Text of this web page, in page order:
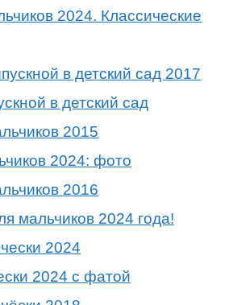
2024. Классические
в детский сад
2024: фото
мальчиков 2024 года!
2024 с фатой